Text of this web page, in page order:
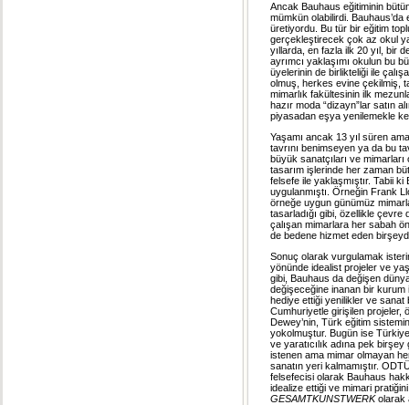
Ancak Bauhaus eğitiminin
mümkün olabilirdi.
üretiyordu. Bu tür bir eğitim
gerçekleştirecek çok az okul
yıllarda, en fazla ilk 20 yıl, bir
ayrımcı yaklaşımı okulun bu
üyelerinin de birlikteliği ile
olmuş, herkes evine çekilmiş,
mimarlık fakültesinin ilk
hazır moda “dizayn”lar satın
piyasadan eşya yenilemekle
Yaşamı ancak 13 yıl süren
tavrını benimseyen ya da bu
büyük sanatçıları ve
tasarım işlerinde her zaman
felsefe ile yaklaşmıştır. Tabii ki
uygulanmıştı. Örneğin Frank
örneğe uygun günümüz
tasarladığı gibi, özellikle çevre
çalışan mimarlara her sabah
de bedene hizmet eden
Sonuç olarak vurgulamak
yönünde idealist projeler ve
gibi, Bauhaus da değişen
değişeceğine inanan bir kurum
hediye ettiği yenilikler ve sanat
Cumhuriyetle girişilen projeler,
Dewey’nin, Türk eğitim
yokolmuştur. Bugün ise
ve yaratıcılık adına pek
istenen ama mimar olmayan
sanatın yeri kalmamıştır.
felsefecisi olarak Bauhaus
idealize ettiği ve mimari
GESAMTKUNSTWERKolarak